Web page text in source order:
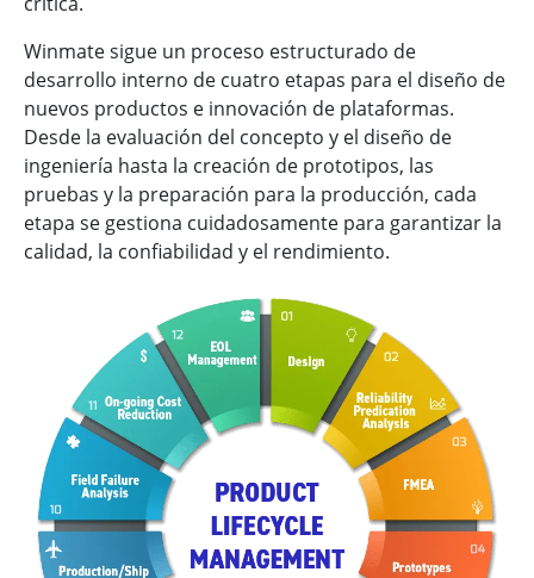
Winmate sigue un proceso estructurado de
desarrollo interno de cuatro etapas para el diseño de
nuevos productos e innovación de plataformas.
Desde la evaluación del concepto y el diseño de
ingeniería hasta la creación de prototipos, las
pruebas y la preparación para la producción, cada
etapa se gestiona cuidadosamente para garantizar la
calidad, la confiabilidad y el rendimiento.